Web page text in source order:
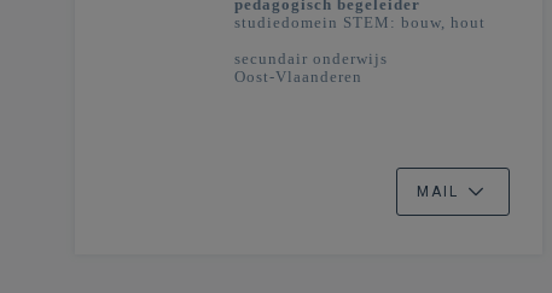
pedagogisch begeleider
studiedomein STEM: bouw, hout
secundair onderwijs
Oost-Vlaanderen
MAIL